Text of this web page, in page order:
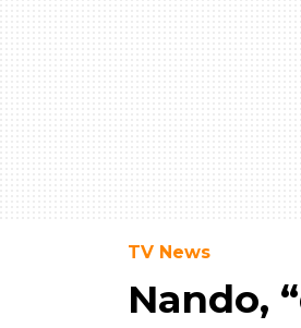
TV News
Nando,